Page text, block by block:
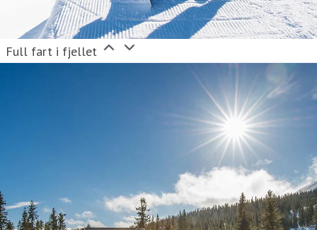
Full fart i fjellet